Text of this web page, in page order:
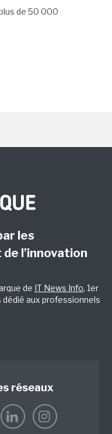
de 50 000
les
l’innovation
de IT News Info, 1er
aux professionnels
réseaux